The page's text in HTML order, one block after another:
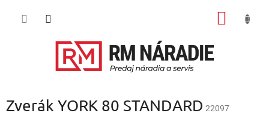
Zverák YORK 80 STANDARD 22097